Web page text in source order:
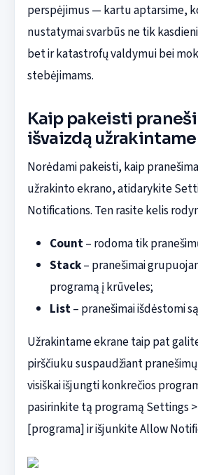
perspėjimus — kartu aptarsime,
nustatymai svarbūs ne tik
bet ir katastrofų valdymui bei
stebėjimams.
Kaip pakeisti
išvaizdą
Norėdami pakeisti, kaip
užrakinto ekrano, atidarykite
Notifications. Ten rasite kelis
Count– rodoma tik
Stack– pranešimai
programą į krūveles;
List– pranešimai išdėstomi
Užrakintame ekrane taip pat
pirščiuku suspaudžiant
visiškai išjungti konkrečios
pasirinkite tą programą Settings
[programa] ir išjunkite Allow